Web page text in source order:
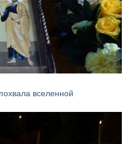
вселенной